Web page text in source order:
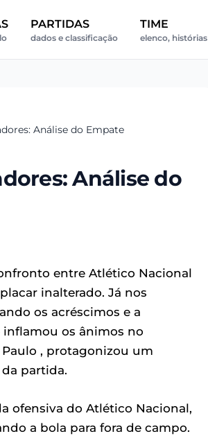
PARTIDAS
dados e classificação
TIME
elenco, histórias
Análise do Empate
Análise do
entre Atlético Nacional
inalterado. Já nos
os acréscimos e a
os ânimos no
Paulo , protagonizou um
partida.
ofensiva do Atlético Nacional,
a bola para fora de campo.